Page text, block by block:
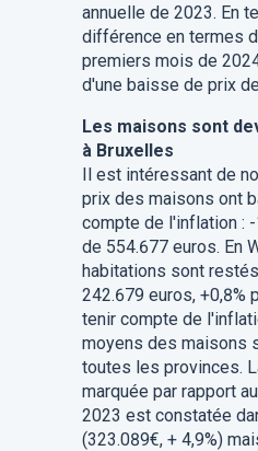
annuelle de 2023. En
différence en termes
premiers mois de
d'une baisse de prix
Les maisons sont
à Bruxelles
Il est intéressant de
prix des maisons ont
compte de l'inflation :
de 554.677 euros. En
habitations sont
242.679 euros, +0,8%
tenir compte de
moyens des maisons
toutes les provinces.
marquée par rapport
2023 est constatée
(323.089€, + 4,9%)